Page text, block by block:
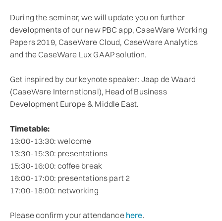
During the seminar, we will update you on further
developments of our new PBC app, CaseWare Working
Papers 2019, CaseWare Cloud, CaseWare Analytics
and the CaseWare Lux GAAP solution.
Get inspired by our keynote speaker: Jaap de Waard
(CaseWare International), Head of Business
Development Europe & Middle East.
Timetable:
13:00-13:30: welcome
13:30-15:30: presentations
15:30-16:00: coffee break
16:00-17:00: presentations part 2
17:00-18:00: networking
Please confirm your attendance here.